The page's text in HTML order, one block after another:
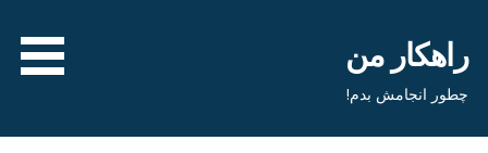
محتواراهکار من
چطور انجامش بدم!